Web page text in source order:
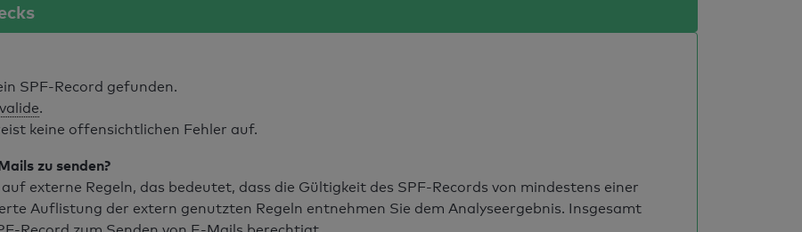
SPF-Record gefunden.
.
keine offensichtlichen Fehler auf.
zu senden?
externe Regeln, das bedeutet, dass die Gültigkeit des SPF-Records von mindestens einer
Auflistung der extern genutzten Regeln entnehmen Sie dem Analyseergebnis. Insgesamt